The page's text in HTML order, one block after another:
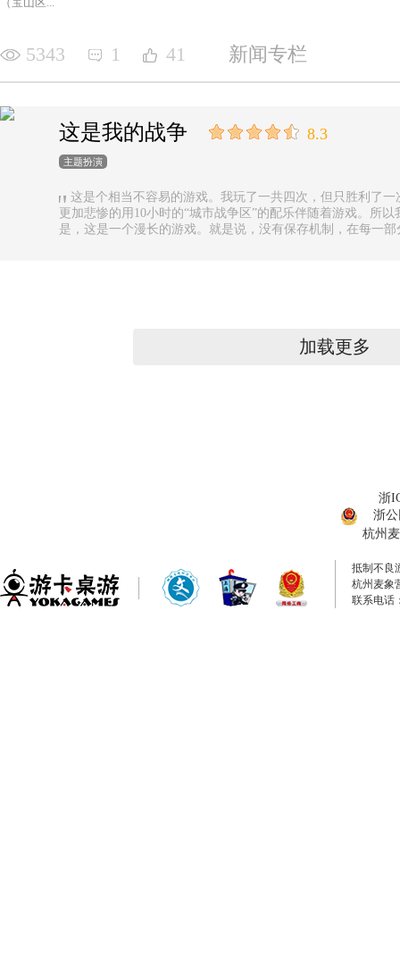
5343 1 41 新闻专栏
这是我的战争 8.3
主题扮演
这是个相当不容易的游戏。我玩了一共四次，但只胜利了
更加悲惨的用10小时的“城市战争区”的配乐伴随着游戏。所
是，这是一个漫长的游戏。就是说，没有保存机制，在每一
加载更多
浙
浙公
杭州
抵制不良
杭州麦象
联系电话